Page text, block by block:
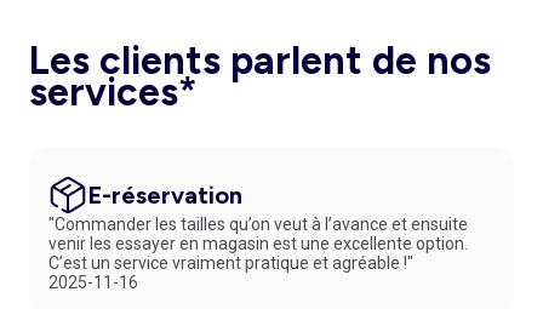
Les clients parlent de nos
services*
E-réservation
"Commander les tailles qu’on veut à l’avance et ensuite
venir les essayer en magasin est une excellente option.
C’est un service vraiment pratique et agréable !"
2025-11-16